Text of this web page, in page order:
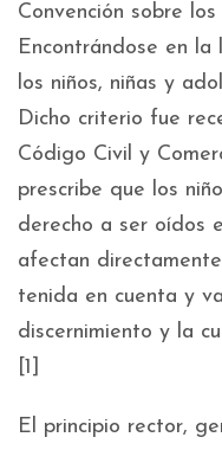
Convención sobre
Encontrándose en la
los niños, niñas y
Dicho criterio fue
Código Civil y
prescribe que los
derecho a ser oídos
afectan
tenida en cuenta y
discernimiento y la
[1]
El principio rector,